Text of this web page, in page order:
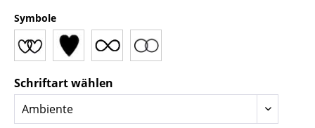
Symbole
Schriftart wählen